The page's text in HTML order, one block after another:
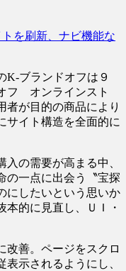
を刷新、ナビ機能な
ブランドオフは９
フ オンラインスト
者が目的の商品により
サイト構造を全面的に
の需要が高まる中、
の一点に出会う〝宝探
にしたいという思いか
本的に見直し、ＵＩ・
善。ページをスクロ
示されるようにし、